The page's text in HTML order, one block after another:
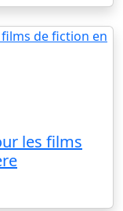
les films